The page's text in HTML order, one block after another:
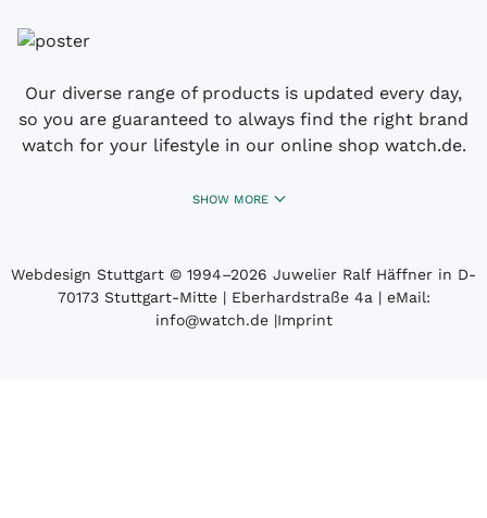
Our diverse range of products is updated every day,
so you are guaranteed to always find the right brand
watch for your lifestyle in our online shop watch.de.
SHOW MORE
Webdesign Stuttgart © 1994­–2026 Juwelier Ralf Häffner in D-
70173 Stuttgart-Mitte | Eberhardstraße 4a | eMail:
info@watch.de|Imprint